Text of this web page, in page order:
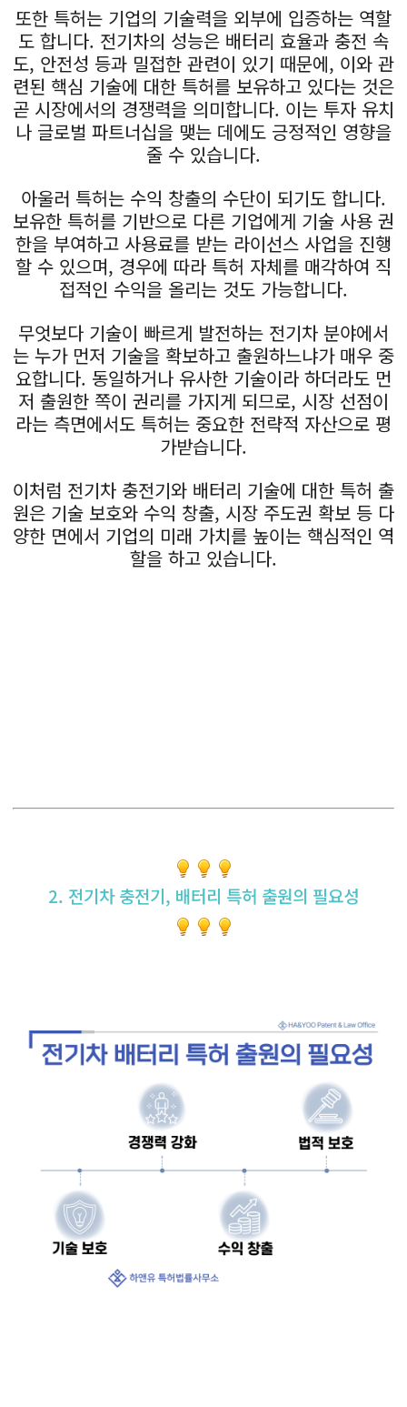
또한 특허는 기업의 기술력을 외부에 입증하는 역할
도 합니다. 전기차의 성능은 배터리 효율과 충전 속
도, 안전성 등과 밀접한 관련이 있기 때문에, 이와 관
련된 핵심 기술에 대한 특허를 보유하고 있다는 것은
곧 시장에서의 경쟁력을 의미합니다. 이는 투자 유치
나 글로벌 파트너십을 맺는 데에도 긍정적인 영향을
줄 수 있습니다.
아울러 특허는 수익 창출의 수단이 되기도 합니다.
보유한 특허를 기반으로 다른 기업에게 기술 사용 권
한을 부여하고 사용료를 받는 라이선스 사업을 진행
할 수 있으며, 경우에 따라 특허 자체를 매각하여 직
접적인 수익을 올리는 것도 가능합니다.
무엇보다 기술이 빠르게 발전하는 전기차 분야에서
는 누가 먼저 기술을 확보하고 출원하느냐가 매우 중
요합니다. 동일하거나 유사한 기술이라 하더라도 먼
저 출원한 쪽이 권리를 가지게 되므로, 시장 선점이
라는 측면에서도 특허는 중요한 전략적 자산으로 평
가받습니다.
이처럼 전기차 충전기와 배터리 기술에 대한 특허 출
원은 기술 보호와 수익 창출, 시장 주도권 확보 등 다
양한 면에서 기업의 미래 가치를 높이는 핵심적인 역
할을 하고 있습니다.
2. 전기차 충전기, 배터리 특허 출원의 필요성